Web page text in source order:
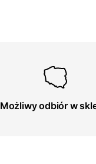
Możliwy odbiór w